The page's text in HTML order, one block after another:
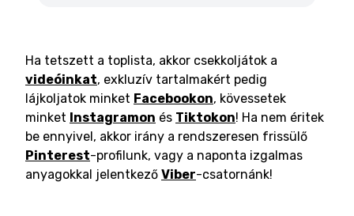
Ha tetszett a toplista, akkor csekkoljátok a
videóinkat, exkluzív tartalmakért pedig
lájkoljatok minket Facebookon, kövessetek
minket Instagramon és Tiktokon! Ha nem éritek
be ennyivel, akkor irány a rendszeresen frissülő
Pinterest-profilunk, vagy a naponta izgalmas
anyagokkal jelentkező Viber-csatornánk!